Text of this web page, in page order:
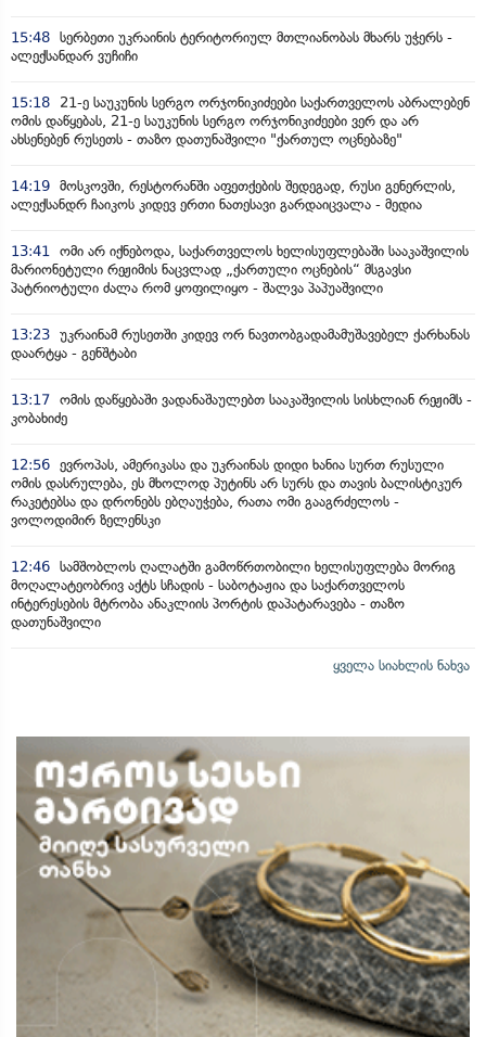
15:48 სერბეთი უკრაინის ტერიტორიულ მთლიანობას მხარს უჭერს -
ალექსანდარ ვუჩიჩი
15:18
21-ე საუკუნის სერგო ორჯონიკიძეები საქართველოს აბრალებენ
ომის დაწყებას, 21-ე საუკუნის სერგო ორჯონიკიძეები ვერ და არ
ახსენებენ რუსეთს - თაზო დათუნაშვილი "ქართულ ოცნებაზე"
14:19 მოსკოვში, რესტორანში აფეთქების შედეგად, რუსი გენერლის,
ალექსანდრ ჩაიკოს კიდევ ერთი ნათესავი გარდაიცვალა - მედია
13:41
ომი არ იქნებოდა, საქართველოს ხელისუფლებაში სააკაშვილის
მარიონეტული რეჟიმის ნაცვლად „ქართული ოცნების“ მსგავსი
პატრიოტული ძალა რომ ყოფილიყო - შალვა პაპუაშვილი
13:23 უკრაინამ რუსეთში კიდევ ორ ნავთობგადამამუშავებელ ქარხანას
დაარტყა - გენშტაბი
13:17 ომის დაწყებაში ვადანაშაულებთ სააკაშვილის სისხლიან რეჟიმს -
კობახიძე
12:56 ევროპას, ამერიკასა და უკრაინას დიდი ხანია სურთ რუსული
ომის დასრულება, ეს მხოლოდ პუტინს არ სურს და თავის ბალისტიკურ
რაკეტებსა და დრონებს ებღაუჭება, რათა ომი გააგრძელოს -
ვოლოდიმირ ზელენსკი
12:46 სამშობლოს ღალატში გამოწრთობილი ხელისუფლება მორიგ
მოღალატეობრივ აქტს სჩადის - საბოტაჟია და საქართველოს
ინტერესების მტრობა ანაკლიის პორტის დაპატარავება - თაზო
დათუნაშვილი
ყველა სიახლის ნახვა